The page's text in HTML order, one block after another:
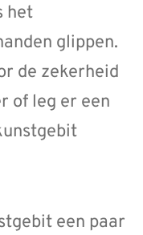
het
glippen.
de zekerheid
of leg er een
een paar